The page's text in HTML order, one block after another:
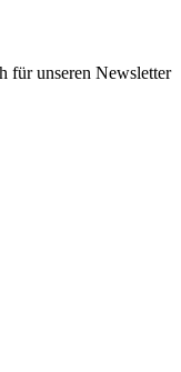
für unseren Newsletter